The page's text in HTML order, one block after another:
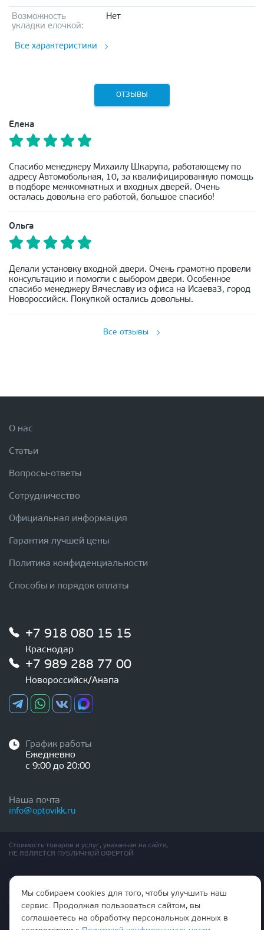
Возможность
укладки елочкой:
Нет
Все характеристики
ОТЗЫВЫ
Елена
Спасибо менеджеру Михаилу Шкарупа, работающему по
адресу Автомобольная, 10, за квалифицированную помощь
в подборе межкомнатных и входных дверей. Очень
осталась довольна его работой, большое спасибо!
Ольга
Делали установку входной двери. Очень грамотно провели
консультацию и помогли с выбором двери. Особенное
спасибо менеджеру Вячеславу из офиса на Исаева3, город
Новороссийск. Покупкой остались довольны.
Все отзывы
О нас
Статьи
Вопросы-ответы
Сотрудничество
Официальная информация
Гарантия лучшей цены
Политика конфиденциальности
Способы и порядок оплаты
+7 918 080 15 15
Краснодар
+7 989 288 77 00
Новороссийск/Анапа
График работы
Ежедневно
с 9:00 до 20:00
Наша почта
info@optovikk.ru
Стоимость товаров и услуг, указанная на сайте,
НЕ ЯВЛЯЕТСЯ ПУБЛИЧНОЙ ОФЕРТОЙ
Правила эксплутации входных и межкомнатных дверей
Политика обработки персональных данных
Согласие на обработку персональных данных
Мы собираем cookies для того, чтобы улучшить наш
сервис. Продолжая пользоваться сайтом, вы
соглашаетесь на обработку персональных данных в